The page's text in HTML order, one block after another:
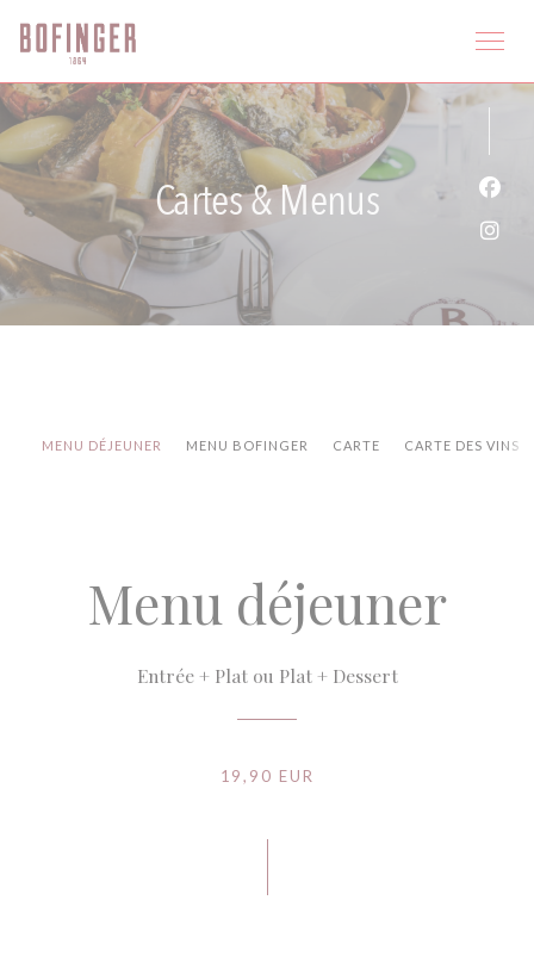
Cartes & Menus
MENU DÉJEUNER MENU BOFINGER CARTE CARTE DES VINS
Menu déjeuner
Entrée + Plat ou Plat + Dessert
19,90 EUR